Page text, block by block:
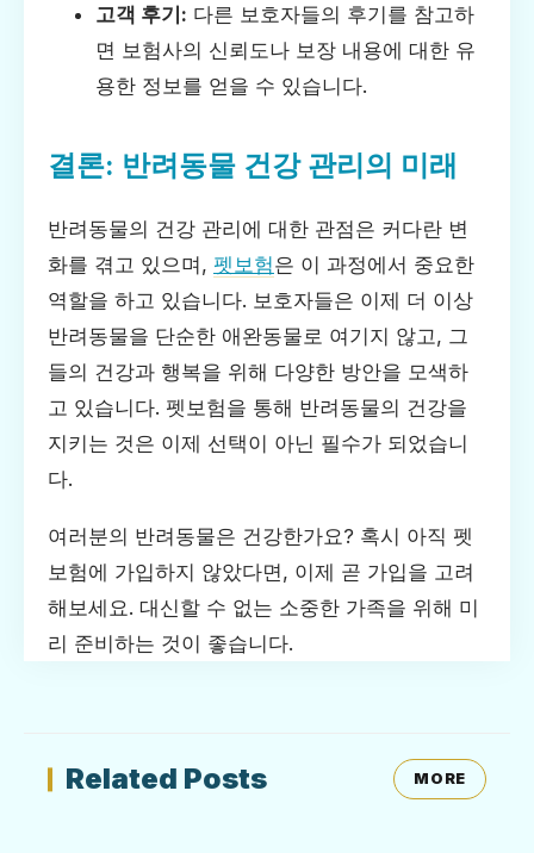
고객 후기: 다른 보호자들의 후기를 참고하
면 보험사의 신뢰도나 보장 내용에 대한 유
용한 정보를 얻을 수 있습니다.
결론: 반려동물 건강 관리의 미래
반려동물의 건강 관리에 대한 관점은 커다란 변
화를 겪고 있으며, 펫보험은 이 과정에서 중요한
역할을 하고 있습니다. 보호자들은 이제 더 이상
반려동물을 단순한 애완동물로 여기지 않고, 그
들의 건강과 행복을 위해 다양한 방안을 모색하
고 있습니다. 펫보험을 통해 반려동물의 건강을
지키는 것은 이제 선택이 아닌 필수가 되었습니
다.
여러분의 반려동물은 건강한가요? 혹시 아직 펫
보험에 가입하지 않았다면, 이제 곧 가입을 고려
해보세요. 대신할 수 없는 소중한 가족을 위해 미
리 준비하는 것이 좋습니다.
Related Posts MORE